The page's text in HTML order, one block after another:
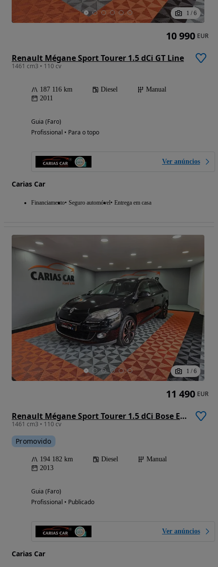
1 / 6
Renault Mégane Sport Tourer 1.5 dCi GT Line
1461 cm3 • 110 cv
187 116 km Diesel
Manual
2011
Guia (Faro)
Profissional • Para o topo
Ver anúncios
Carias Car
Financiamento Seguro automóvel Entrega em casa
10 990 EUR
1 / 6
Renault Mégane Sport Tourer 1.5 dCi Bose Edition SS
1461 cm3 • 110 cv
Promovido
194 182 km Diesel
Manual
2013
Guia (Faro)
Profissional • Publicado
Ver anúncios
Carias Car
11 490 EUR